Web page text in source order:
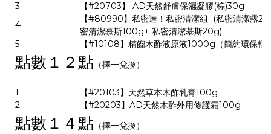
3
【#20703】 AD天然舒膚保濕凝膠(棕)30g
4
【#80990】私密達！私密清潔組 (私密清潔露
密清潔慕斯100g+ 私密清潔慕斯20g)
5
【#10108】精餾木酢液原液1000g（簡約環保輕
點數１２點 （擇一兌換）
1
【#20103】天然草本木酢乳膏100g
2
【#20203】AD天然木酢外用修護霜100g
點數１４點 （擇一兌換）